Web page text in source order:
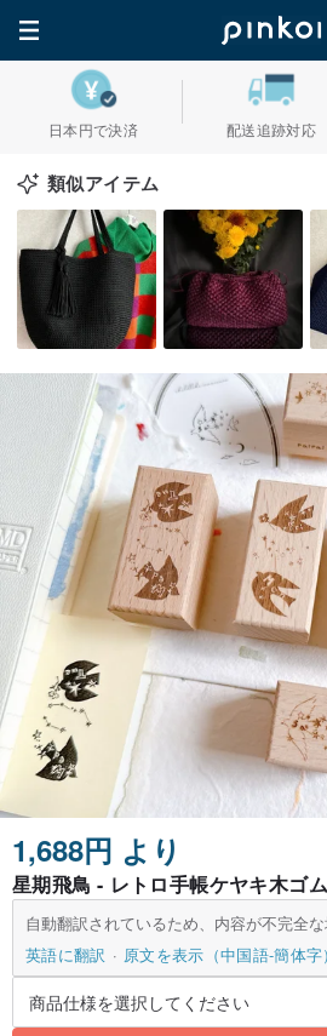
日本円で決済 配送追跡対応
類似アイテム
1,688円 より
星期飛鳥 - レトロ手帳ケヤキ木ゴ
自動翻訳されているため、内容が不完全な
英語に翻訳
原文を表示（中国語-簡体字）